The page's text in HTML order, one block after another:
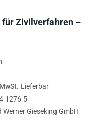
für Zivilverfahren –
Lieferbar
1276-5
Gieseking GmbH